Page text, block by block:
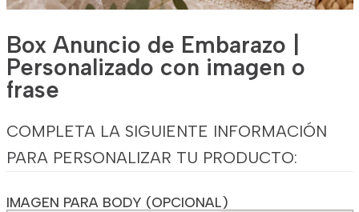
Box Anuncio de Embarazo |
Personalizado con imagen o
frase
COMPLETA LA SIGUIENTE INFORMACIÓN
PARA PERSONALIZAR TU PRODUCTO:
IMAGEN PARA BODY (OPCIONAL)